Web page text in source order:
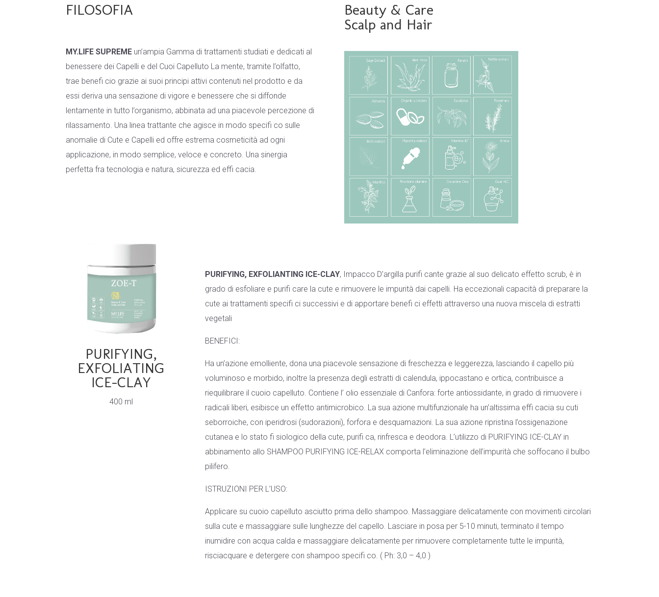
FILOSOFIA
MY.LIFE SUPREME un’ampia Gamma di trattamenti studiati e dedicati al
benessere dei Capelli e del Cuoi Capelluto La mente, tramite l’olfatto,
trae benefi cio grazie ai suoi principi attivi contenuti nel prodotto e da
essi deriva una sensazione di vigore e benessere che si diffonde
lentamente in tutto l’organismo, abbinata ad una piacevole percezione di
rilassamento. Una linea trattante che agisce in modo specifi co sulle
anomalie di Cute e Capelli ed offre estrema cosmeticità ad ogni
applicazione, in modo semplice, veloce e concreto. Una sinergia
perfetta fra tecnologia e natura, sicurezza ed effi cacia.
Beauty & Care
Scalp and Hair
PURIFYING,
EXFOLIATING
ICE-CLAY
400 ml
PURIFYING, EXFOLIANTING ICE-CLAY, Impacco D’argilla purifi cante grazie al suo delicato effetto scrub, è in
grado di esfoliare e purifi care la cute e rimuovere le impurità dai capelli. Ha eccezionali capacità di preparare la
cute ai trattamenti specifi ci successivi e di apportare benefi ci effetti attraverso una nuova miscela di estratti
vegetali
BENEFICI:
Ha un’azione emolliente, dona una piacevole sensazione di freschezza e leggerezza, lasciando il capello più
voluminoso e morbido, inoltre la presenza degli estratti di calendula, ippocastano e ortica, contribuisce a
riequilibrare il cuoio capelluto. Contiene l’ olio essenziale di Canfora: forte antiossidante, in grado di rimuovere i
radicali liberi, esibisce un effetto antimicrobico. La sua azione multifunzionale ha un’altissima effi cacia su cuti
seborroiche, con iperidrosi (sudorazioni), forfora e desquamazioni. La sua azione ripristina l’ossigenazione
cutanea e lo stato fi siologico della cute, purifi ca, rinfresca e deodora. L’utilizzo di PURIFYING ICE-CLAY in
abbinamento allo SHAMPOO PURIFYING ICE-RELAX comporta l’eliminazione dell’impurità che soffocano il bulbo
pilifero.
ISTRUZIONI PER L’USO:
Applicare su cuoio capelluto asciutto prima dello shampoo. Massaggiare delicatamente con movimenti circolari
sulla cute e massaggiare sulle lunghezze del capello. Lasciare in posa per 5-10 minuti, terminato il tempo
inumidire con acqua calda e massaggiare delicatamente per rimuovere completamente tutte le impurità,
risciacquare e detergere con shampoo specifi co. ( Ph: 3,0 – 4,0 )